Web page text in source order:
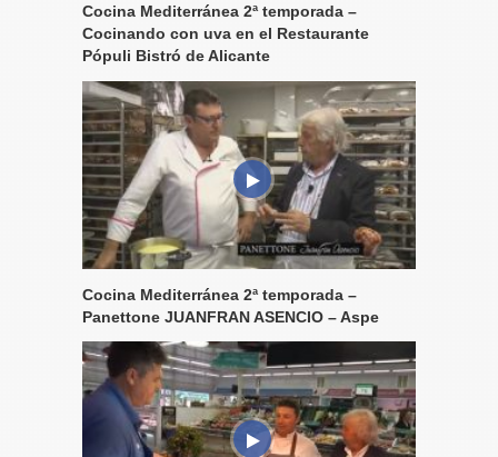
Cocina Mediterránea 2ª temporada –
Cocinando con uva en el Restaurante
Pópuli Bistró de Alicante
Cocina Mediterránea 2ª temporada –
Panettone JUANFRAN ASENCIO – Aspe